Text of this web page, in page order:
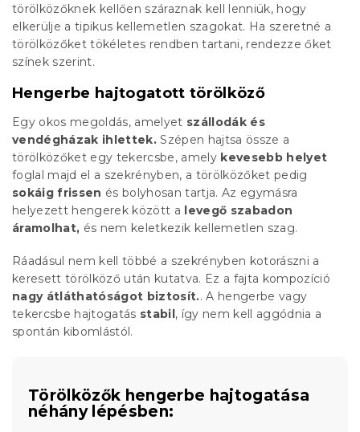
törölközőknek kellően száraznak kell lenniük, hogy
elkerülje a tipikus kellemetlen szagokat. Ha szeretné a
törölközőket tökéletes rendben tartani, rendezze őket
színek szerint.
Hengerbe hajtogatott törölköző
Egy okos megoldás, amelyet szállodák és
vendégházak ihlettek. Szépen hajtsa össze a
törölközőket egy tekercsbe, amely kevesebb helyet
foglal majd el a szekrényben, a törölközőket pedig
sokáig frissen és bolyhosan tartja. Az egymásra
helyezett hengerek között a levegő szabadon
áramolhat, és nem keletkezik kellemetlen szag.
Ráadásul nem kell többé a szekrényben kotorászni a
keresett törölköző után kutatva. Ez a fajta kompozíció
nagy átláthatóságot biztosít.. A hengerbe vagy
tekercsbe hajtogatás stabil, így nem kell aggódnia a
spontán kibomlástól.
Törölközők hengerbe hajtogatása
néhány lépésben: